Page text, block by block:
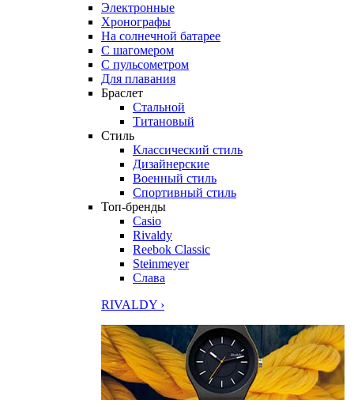
Электронные
Хронографы
На солнечной батарее
С шагомером
С пульсометром
Для плавания
Браслет
Стальной
Титановый
Стиль
Классический стиль
Дизайнерские
Военный стиль
Спортивный стиль
Топ-бренды
Casio
Rivaldy
Reebok Classic
Steinmeyer
Слава
RIVALDY ›